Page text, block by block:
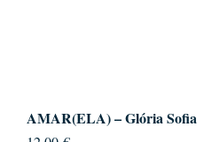
AMAR(ELA) – Glória Sofia